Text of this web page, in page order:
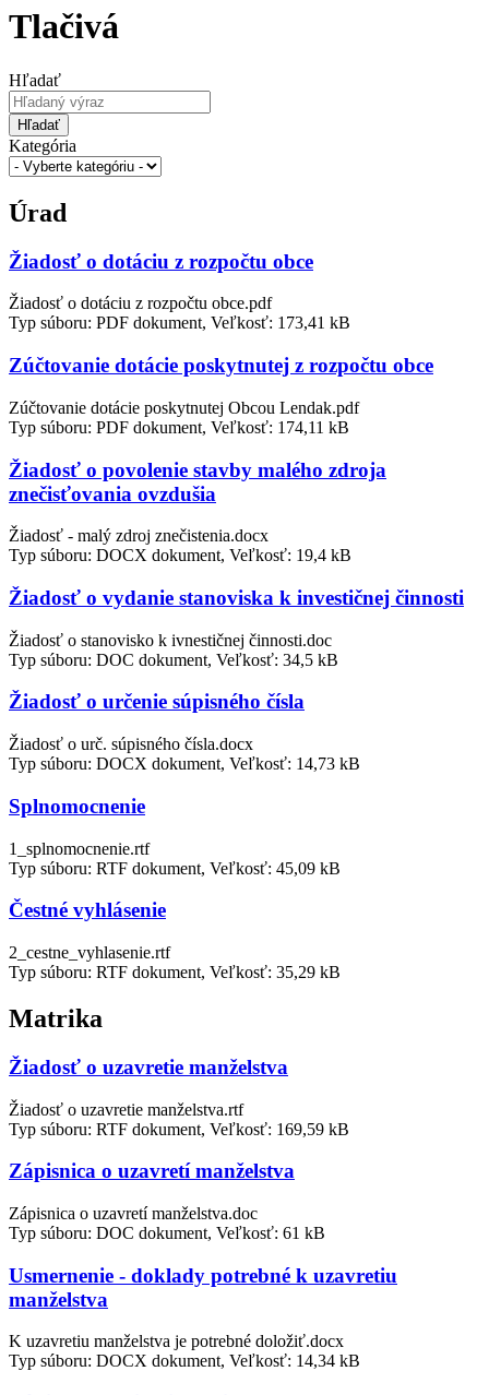
Tlačivá
Hľadať
Hľadať
Kategória
Úrad
Žiadosť o dotáciu z rozpočtu obce
Žiadosť o dotáciu z rozpočtu obce.pdf
Typ súboru: PDF dokument, Veľkosť: 173,41 kB
Zúčtovanie dotácie poskytnutej z rozpočtu obce
Zúčtovanie dotácie poskytnutej Obcou Lendak.pdf
Typ súboru: PDF dokument, Veľkosť: 174,11 kB
Žiadosť o povolenie stavby malého zdroja
znečisťovania ovzdušia
Žiadosť - malý zdroj znečistenia.docx
Typ súboru: DOCX dokument, Veľkosť: 19,4 kB
Žiadosť o vydanie stanoviska k investičnej činnosti
Žiadosť o stanovisko k ivnestičnej činnosti.doc
Typ súboru: DOC dokument, Veľkosť: 34,5 kB
Žiadosť o určenie súpisného čísla
Žiadosť o urč. súpisného čísla.docx
Typ súboru: DOCX dokument, Veľkosť: 14,73 kB
Splnomocnenie
1_splnomocnenie.rtf
Typ súboru: RTF dokument, Veľkosť: 45,09 kB
Čestné vyhlásenie
2_cestne_vyhlasenie.rtf
Typ súboru: RTF dokument, Veľkosť: 35,29 kB
Matrika
Žiadosť o uzavretie manželstva
Žiadosť o uzavretie manželstva.rtf
Typ súboru: RTF dokument, Veľkosť: 169,59 kB
Zápisnica o uzavretí manželstva
Zápisnica o uzavretí manželstva.doc
Typ súboru: DOC dokument, Veľkosť: 61 kB
Usmernenie - doklady potrebné k uzavretiu
manželstva
K uzavretiu manželstva je potrebné doložiť.docx
Typ súboru: DOCX dokument, Veľkosť: 14,34 kB